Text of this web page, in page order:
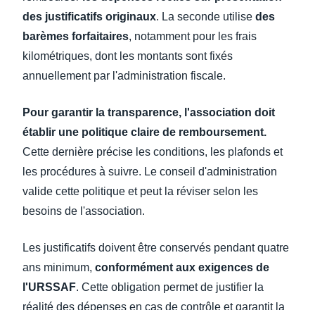
des justificatifs originaux. La seconde utilise des
barèmes forfaitaires, notamment pour les frais
kilométriques, dont les montants sont fixés
annuellement par l'administration fiscale.
Pour garantir la transparence, l'association doit
établir une politique claire de remboursement.
Cette dernière précise les conditions, les plafonds et
les procédures à suivre. Le conseil d'administration
valide cette politique et peut la réviser selon les
besoins de l'association.
Les justificatifs doivent être conservés pendant quatre
ans minimum, conformément aux exigences de
l'URSSAF. Cette obligation permet de justifier la
réalité des dépenses en cas de contrôle et garantit la